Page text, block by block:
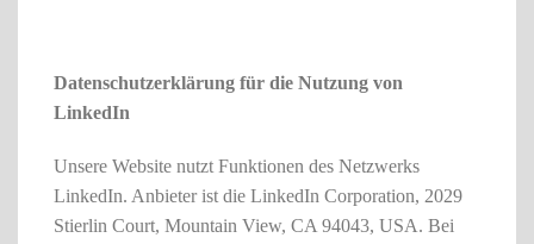
Datenschutzerklärung für die Nutzung von
LinkedIn
Unsere Website nutzt Funktionen des Netzwerks
LinkedIn. Anbieter ist die LinkedIn Corporation, 2029
Stierlin Court, Mountain View, CA 94043, USA. Bei